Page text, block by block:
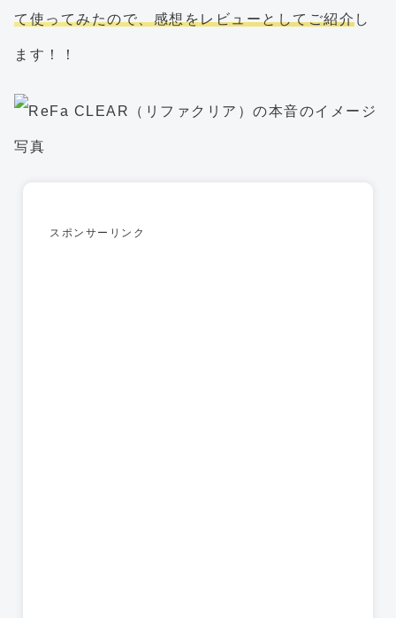
て使ってみたので、感想をレビューとしてご紹介し
ます！！
スポンサーリンク